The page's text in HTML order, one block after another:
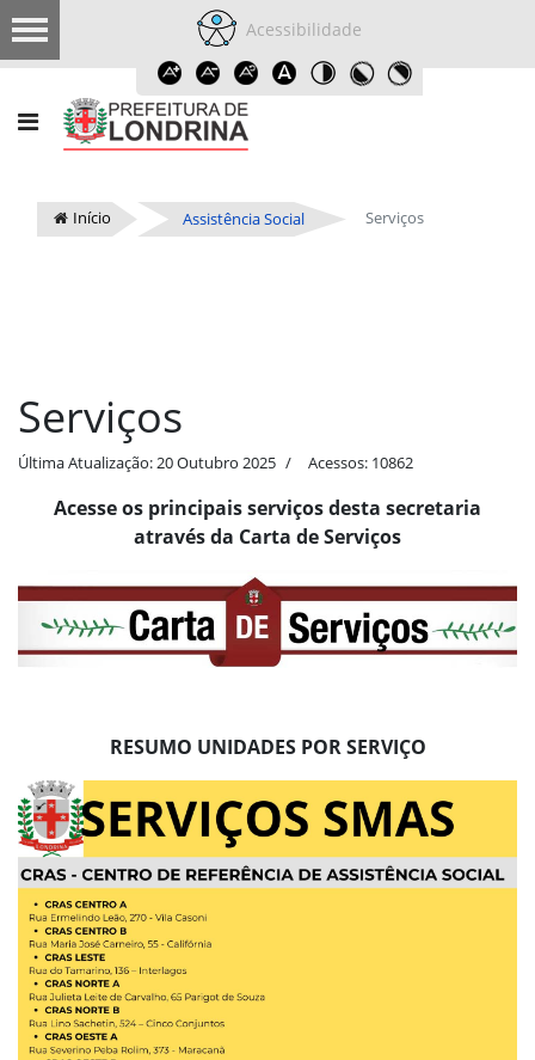
Acessibilidade
Início Assistência Social Serviços
Serviços
Última Atualização: 20 Outubro 2025 Acessos: 10862
Acesse os principais serviços desta secretaria
através da Carta de Serviços
RESUMO UNIDADES POR SERVIÇO